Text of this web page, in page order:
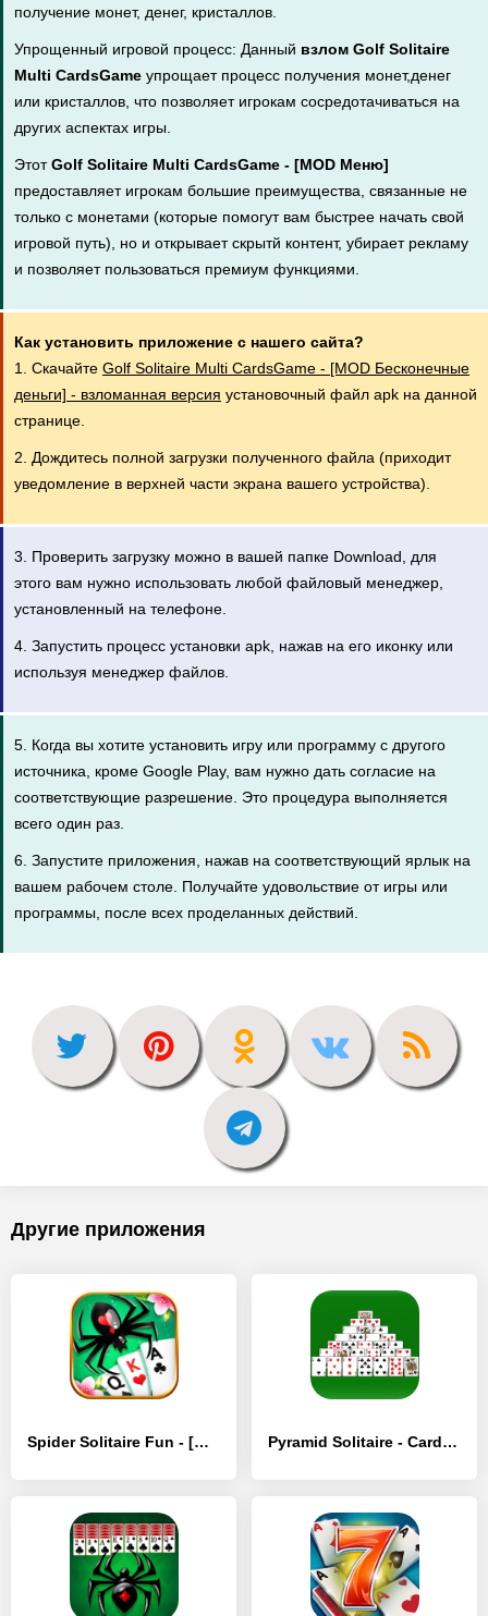
получение монет, денег, кристаллов.
Упрощенный игровой процесс: Данный взлом Golf Solitaire
Multi CardsGame упрощает процесс получения монет,денег
или кристаллов, что позволяет игрокам сосредотачиваться на
других аспектах игры.
ЭтотGolf Solitaire Multi CardsGame - [MOD Меню]
предоставляет игрокам большие преимущества, связанные не
только с монетами (которые помогут вам быстрее начать свой
игровой путь), но и открывает скрытй контент, убирает рекламу
и позволяет пользоваться премиум функциями.
Как установить приложение с нашего сайта?
1. Скачайте Golf Solitaire Multi CardsGame - [MOD Бесконечные
деньги] - взломанная версия установочный файл apk на данной
странице.
2. Дождитесь полной загрузки полученного файла (приходит
уведомление в верхней части экрана вашего устройства).
3. Проверить загрузку можно в вашей папке Download, для
этого вам нужно использовать любой файловый менеджер,
установленный на телефоне.
4. Запустить процесс установки apk, нажав на его иконку или
используя менеджер файлов.
5. Когда вы хотите установить игру или программу с другого
источника, кроме Google Play, вам нужно дать согласие на
соответствующие разрешение. Это процедура выполняется
всего один раз.
6. Запустите приложения, нажав на соответствующий ярлык на
вашем рабочем столе. Получайте удовольствие от игры или
программы, после всех проделанных действий.
Другие приложения
Spider Solitaire Fun - [MOD Бесконечные деньги] Pyramid Solitaire - Card Games - [MOD Бесконечные деньги]